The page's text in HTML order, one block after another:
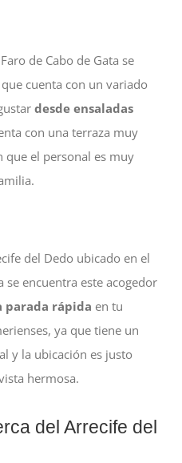
de Cabo de Gata se
cuenta con un variado
desde ensaladas
con una terraza muy
que el personal es muy
del Dedo ubicado en el
se encuentra este acogedor
parada rápida en tu
ya que tiene un
y la ubicación es justo
hermosa.
del Arrecife del